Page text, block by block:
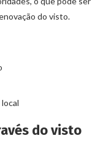
do visto.
do visto